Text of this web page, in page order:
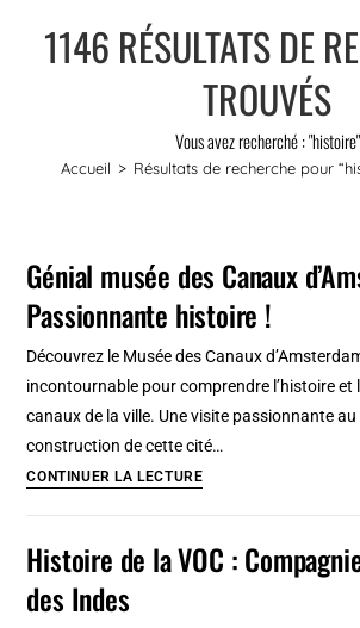
1146 RÉSULTATS DE
TROUVÉS
Vous avez recherché : "histoire"
Accueil > Résultats de recherche pour
Génial musée des Canaux
Passionnante histoire !
Découvrez le Musée des Canaux
incontournable pour comprendre l’histoire et
canaux de la ville. Une visite passionnante
construction de cette cité…
CONTINUER LA LECTUREGénial
Canaux
Histoire de la VOC :
des Indes